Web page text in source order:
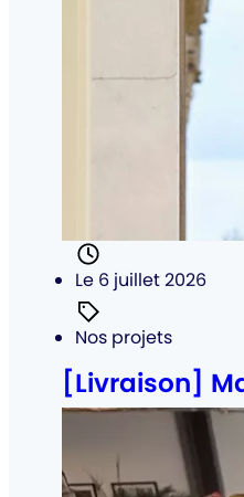
Posté
Le 6 juillet 2026
Catégorie
Nos projets
[Livraison]